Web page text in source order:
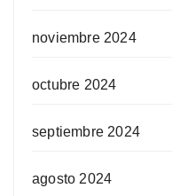
noviembre 2024
octubre 2024
septiembre 2024
agosto 2024